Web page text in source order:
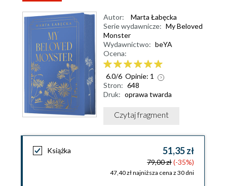
Autor:
Marta Łabęcka
Serie wydawnicze: My Beloved
Monster
Wydawnictwo: beYA
Ocena:
6.0/6 Opinie: 1
Stron: 648
Druk: oprawa twarda
Czytaj fragment
Książka 51,35 zł
79,00 zł(-35%)
47,40 zł najniższa cena z 30 dni